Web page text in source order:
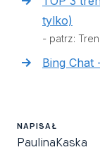
tylko)
- patrz:
Bing Chat
NAPISAŁ
Paulina Kaska